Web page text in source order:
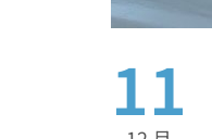
11